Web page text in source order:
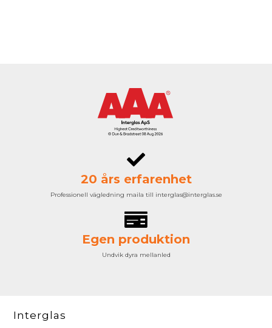
20 års erfarenhet
Professionell vägledning maila till interglas@interglas.se
Egen produktion
Undvik dyra mellanled
Interglas